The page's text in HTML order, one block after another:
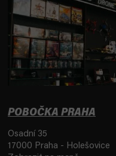
POBOČKA PRAHA
Osadní 35
17000 Praha - Holešovice